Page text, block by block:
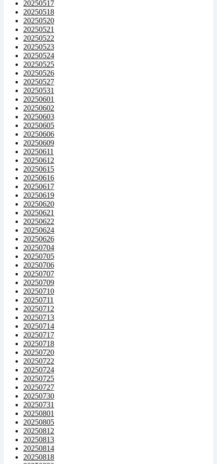
20250517
20250518
20250520
20250521
20250522
20250523
20250524
20250525
20250526
20250527
20250531
20250601
20250602
20250603
20250605
20250606
20250609
20250611
20250612
20250615
20250616
20250617
20250619
20250620
20250621
20250622
20250624
20250626
20250704
20250705
20250706
20250707
20250709
20250710
20250711
20250712
20250713
20250714
20250717
20250718
20250720
20250722
20250724
20250725
20250727
20250730
20250731
20250801
20250805
20250812
20250813
20250814
20250818